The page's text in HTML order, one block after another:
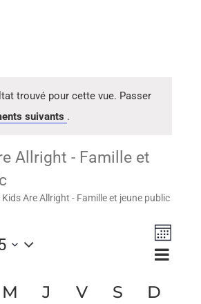
trouvé pour cette vue. Passer
suivants .
Allright - Famille et
Kids Are Allright - Famille et jeune public
de
Mois
M J V S
D